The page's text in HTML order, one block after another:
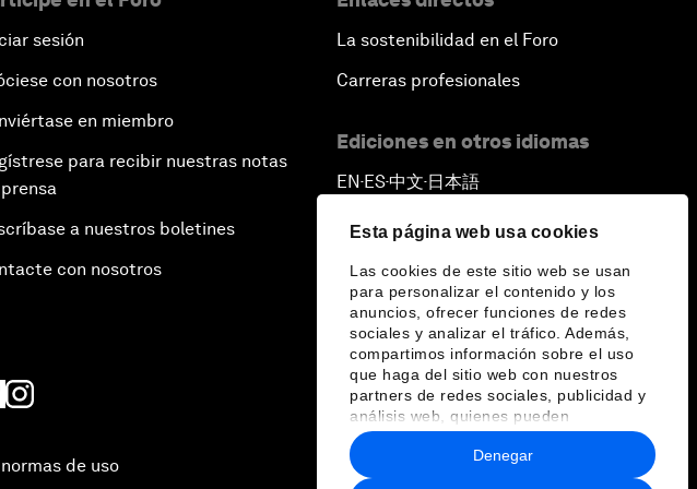
Esta página web usa cookies
Las cookies de este sitio web se usan
para personalizar el contenido y los
anuncios, ofrecer funciones de redes
sociales y analizar el tráfico. Además,
compartimos información sobre el uso
que haga del sitio web con nuestros
partners de redes sociales, publicidad y
análisis web, quienes pueden
combinarla con otra información que les
haya proporcionado o que hayan
recopilado a partir del uso que haya
Denegar
sesión
con nosotros
en miembro
para recibir nuestras notas
a nuestros boletines
con nosotros
La sostenibilidad en el Foro
Carreras profesionales
Ediciones en otros idiomas
EN ▪ ES▪中文▪ 日本語
de uso